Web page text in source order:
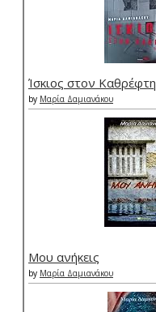
Ίσκιος στον Καθρέφτη
by Μαρία Δαμιανάκου
Μου ανήκεις
by Μαρία Δαμιανάκου